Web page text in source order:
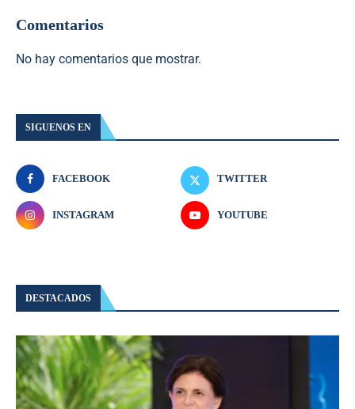
Comentarios
No hay comentarios que mostrar.
SIGUENOS EN
FACEBOOK TWITTER
INSTAGRAM YOUTUBE
DESTACADOS